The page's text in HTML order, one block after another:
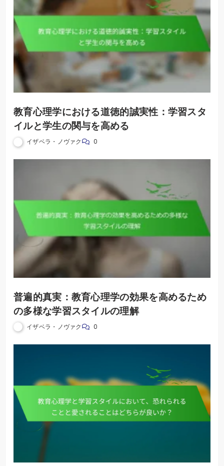
教育心理学における道徳的誠実性：学習スタ
イルと学生の関与を高める
イザベラ・ノヴァク 0
普遍的真実：教育心理学の効果を高めるため
の多様な学習スタイルの理解
イザベラ・ノヴァク 0